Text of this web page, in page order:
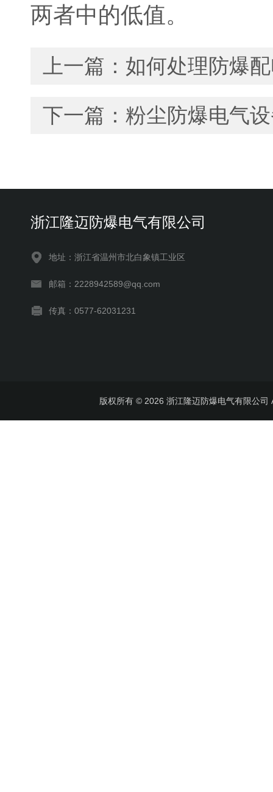
两者中的低值。
上一篇： 如何处理防爆
下一篇： 粉尘防爆电气
浙江隆迈防爆电气有限公司
地址：浙江省温州市北白象镇工业区
邮箱：2228942589@qq.com
传真：0577-62031231
版权所有 © 2026 浙江隆迈防爆电气有限